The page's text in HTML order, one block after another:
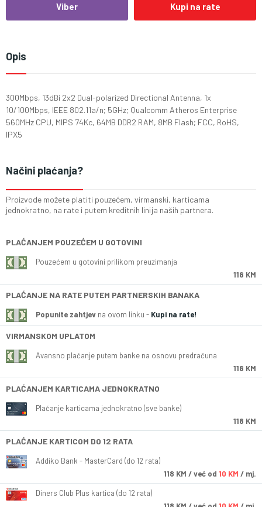
Viber Kupi na rate
Opis
300Mbps, 13dBi 2x2 Dual-polarized Directional Antenna, 1x
10/100Mbps, IEEE 802.11a/n; 5GHz; Qualcomm Atheros Enterprise
560MHz CPU, MIPS 74Kc, 64MB DDR2 RAM, 8MB Flash; FCC, RoHS,
IPX5
Načini plaćanja?
Proizvode možete platiti pouzećem, virmanski, karticama
jednokratno, na rate i putem kreditnih linija naših partnera.
PLAĆANJEM POUZEĆEM U GOTOVINI
Pouzećem u gotovini prilikom preuzimanja
118 KM
PLAĆANJE NA RATE PUTEM PARTNERSKIH BANAKA
Popunite zahtjev na ovom linku - Kupi na rate!
VIRMANSKOM UPLATOM
Avansno plaćanje putem banke na osnovu predračuna
118 KM
PLAĆANJEM KARTICAMA JEDNOKRATNO
Plaćanje karticama jednokratno (sve banke)
118 KM
PLAĆANJE KARTICOM DO 12 RATA
Addiko Bank - MasterCard (do 12 rata)
118 KM / već od 10 KM / mj.
Diners Club Plus kartica (do 12 rata)